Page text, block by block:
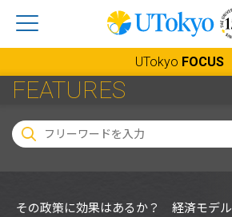
UTokyo FOCUS
FEATURES
その政策に効果はあるか？ 経済モデル